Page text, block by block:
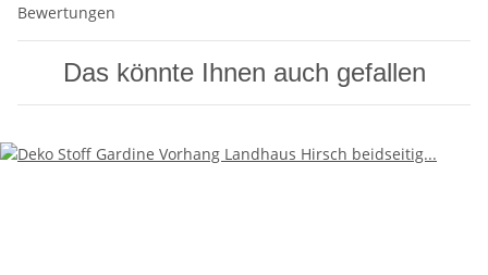
Bewertungen
Das könnte Ihnen auch gefallen